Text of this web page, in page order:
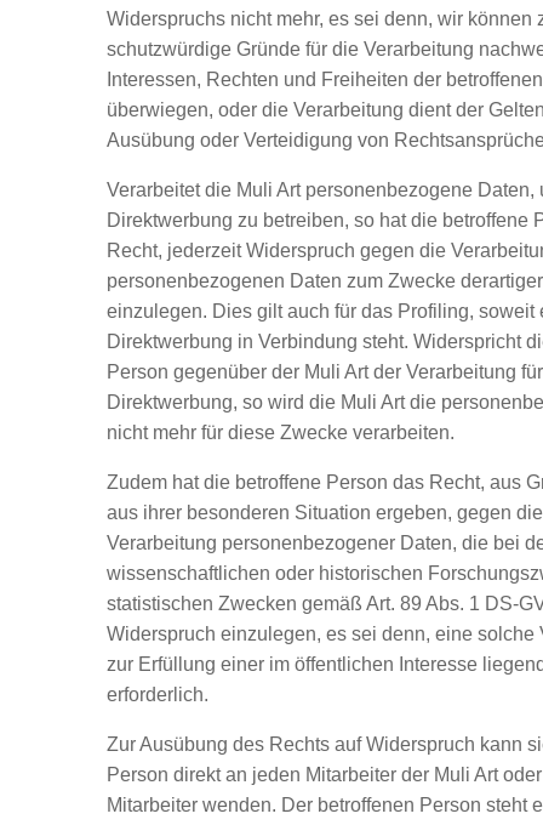
Widerspruchs nicht mehr, es sei denn, wir können
schutzwürdige Gründe für die Verarbeitung
Interessen, Rechten und Freiheiten der
überwiegen, oder die Verarbeitung dient der
Ausübung oder Verteidigung von
Verarbeitet die Muli Art personenbezogene Daten,
Direktwerbung zu betreiben, so hat die betroffene
Recht, jederzeit Widerspruch gegen die
personenbezogenen Daten zum Zwecke
einzulegen. Dies gilt auch für das Profiling, soweit
Direktwerbung in Verbindung steht. Widerspricht
Person gegenüber der Muli Art der Verarbeitung
Direktwerbung, so wird die Muli Art die
nicht mehr für diese Zwecke verarbeiten.
Zudem hat die betroffene Person das Recht, aus
aus ihrer besonderen Situation ergeben, gegen
Verarbeitung personenbezogener Daten, die bei
wissenschaftlichen oder historischen
statistischen Zwecken gemäß Art. 89 Abs. 1 DS-
Widerspruch einzulegen, es sei denn, eine solche
zur Erfüllung einer im öffentlichen Interesse
erforderlich.
Zur Ausübung des Rechts auf Widerspruch kann
Person direkt an jeden Mitarbeiter der Muli Art
Mitarbeiter wenden. Der betroffenen Person steht